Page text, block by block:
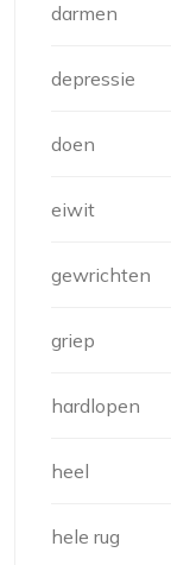
darmen
depressie
doen
eiwit
gewrichten
griep
hardlopen
heel
hele rug